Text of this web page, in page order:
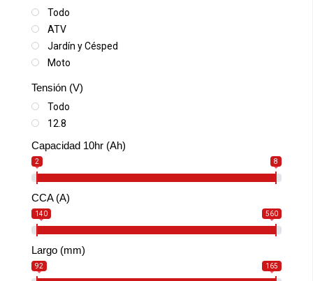
Todo
ATV
Jardín y Césped
Moto
Moto de nieve
Scooter
SSV-UTV
Tensión (V)
Todo
12.8
Capacidad 10hr (Ah)
2 8
CCA (A)
140 560
Largo (mm)
92 165